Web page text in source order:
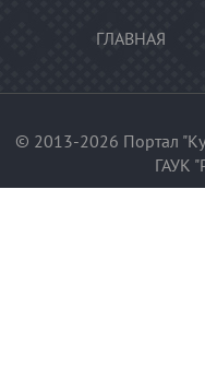
ГЛАВНАЯ
© 2013-2026 Портал
ГАУК